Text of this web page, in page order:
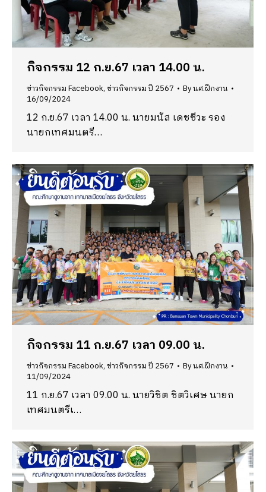
กิจกรรม 12 ก.ย.67 เวลา 14.00 น.
ข่าวกิจกรรม Facebook,ข่าวกิจกรรม ปี 2567 Byนศ.ฝึกงาน
16/09/2024
12 ก.ย.67 เวลา 14.00 น. นายมนัส เดชชีวะ รอง
นายกเทศมนตรี…
กิจกรรม 11 ก.ย.67 เวลา 09.00 น.
ข่าวกิจกรรม Facebook,ข่าวกิจกรรม ปี 2567 Byนศ.ฝึกงาน
11/09/2024
11 ก.ย.67 เวลา 09.00 น. นายวิชิต ชิตวิเศษ นายก
เทศมนตรีเ…